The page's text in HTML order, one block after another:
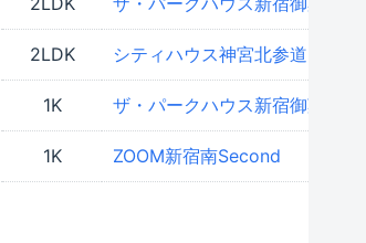
2LDK シティハウス神宮北参道
1K ザ・パークハウス新宿御苑西
1K ZOOM新宿南Second